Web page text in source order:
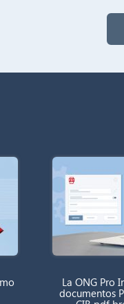
La ONG Pro
documentos